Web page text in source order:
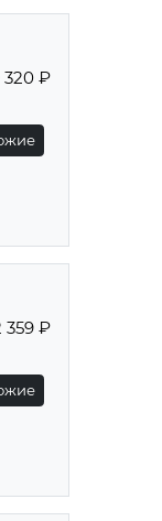
320 ₽
359 ₽